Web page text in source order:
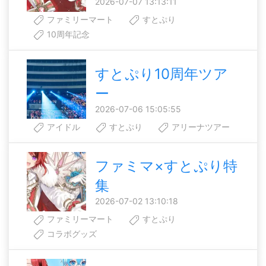
ファミリーマート
すとぷり
10周年記念
すとぷり10周年ツア
ー
2026-07-06 15:05:55
アイドル
すとぷり アリーナツアー
ファミマ×すとぷり特
集
2026-07-02 13:10:18
ファミリーマート
すとぷり
コラボグッズ